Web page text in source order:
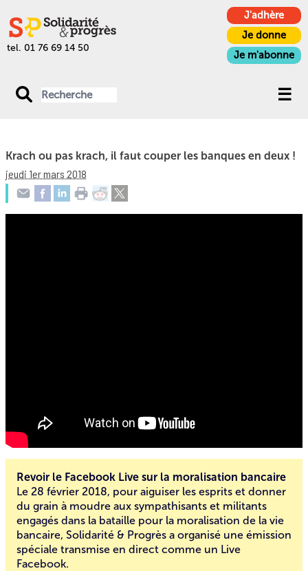
tel. 01 76 69 14 50
J'adhère
Je donne
Je m'abonne
Krach ou pas krach, il faut couper les banques en deux !
jeudi 1er mars 2018
Revoir le Facebook Live sur la moralisation bancaire
Le 28 février 2018, pour aiguiser les esprits et donner
du grain à moudre aux sympathisants et militants
engagés dans la bataille pour la moralisation de la vie
bancaire, Solidarité & Progrès a organisé une émission
spéciale transmise en direct comme un Live
Facebook.